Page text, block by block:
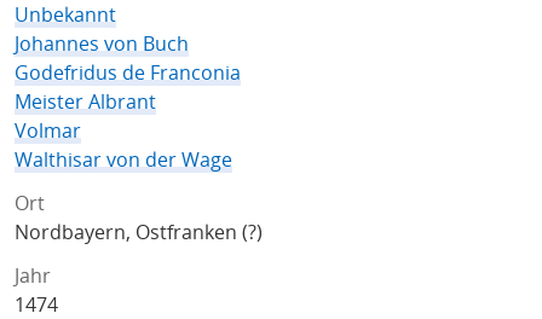
Unbekannt
Johannes von Buch
Godefridus de Franconia
Meister Albrant
Volmar
Walthisar von der Wage
Ort
Nordbayern, Ostfranken (?)
Jahr
1474